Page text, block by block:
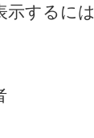
示するには